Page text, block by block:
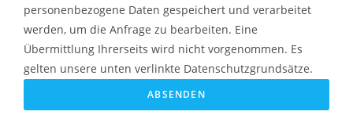
personenbezogene Daten gespeichert und verarbeitet
werden, um die Anfrage zu bearbeiten. Eine
Übermittlung Ihrerseits wird nicht vorgenommen. Es
gelten unsere unten verlinkte Datenschutzgrundsätze.
ABSENDEN
akzept
ieren
Sie die
Datens
chutze
ng von